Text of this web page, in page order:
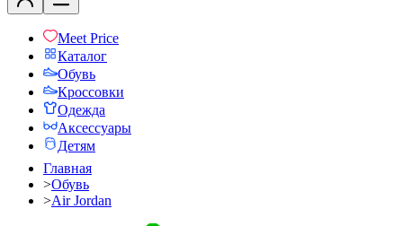
Meet Price
Каталог
Обувь
Кроссовки
Одежда
Аксессуары
Детям
Главная
>Обувь
>Air Jordan